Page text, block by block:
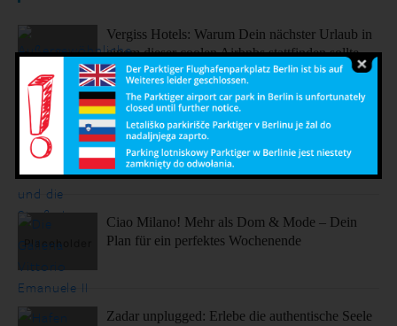
Vergiss Hotels: Warum Dein nächster Urlaub in
einem dieser coolen Airbnbs stattfinden sollte.
Sonne, Stil, Sehenswürdigkeiten – So fühlt sich
Barcelona an
Ciao Milano! Mehr als Dom & Mode – Dein
Plan für ein perfektes Wochenende
Zadar unplugged: Erlebe die authentische Seele